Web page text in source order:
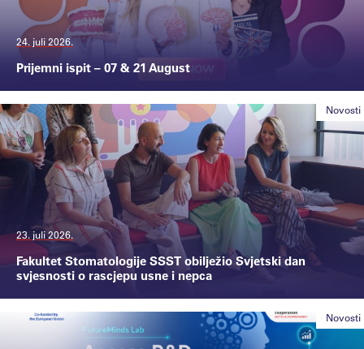
24. juli 2026.
Prijemni ispit – 07 & 21 August
Novosti
23. juli 2026.
Fakultet Stomatologije SSST obilježio Svjetski dan
svjesnosti o rascjepu usne i nepca
Novosti